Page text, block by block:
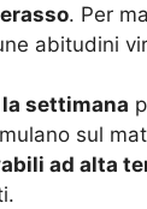
. Per
abitudini
settimana
sul
ad alta